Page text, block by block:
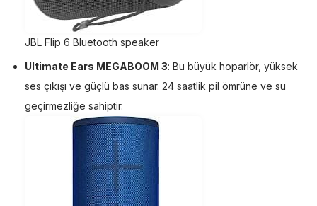
JBL Flip 6 Bluetooth speaker
Ultimate Ears MEGABOOM 3: Bu büyük hoparlör, yüksek
ses çıkışı ve güçlü bas sunar. 24 saatlik pil ömrüne ve su
geçirmezliğe sahiptir.